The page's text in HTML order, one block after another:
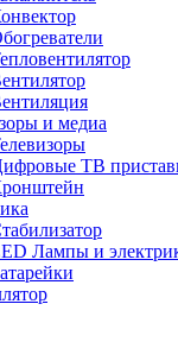
и медиа
ТВ
Лампы и